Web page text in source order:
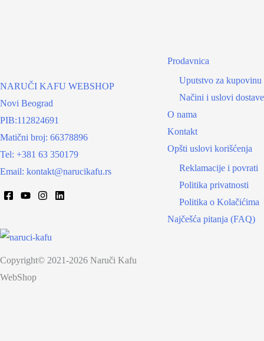
NARUČI KAFU WEBSHOP
Novi Beograd
PIB:112824691
Matični broj: 66378896
Tel: +381 63 350179
Email: kontakt@narucikafu.rs
Prodavnica
Uputstvo za kupovinu
Načini i uslovi dostave
O nama
Kontakt
Opšti uslovi korišćenja
Reklamacije i povrati
Politika privatnosti
Politika o Kolačićima
Najčešća pitanja (FAQ)
Copyright© 2021-2026 Naruči Kafu
WebShop